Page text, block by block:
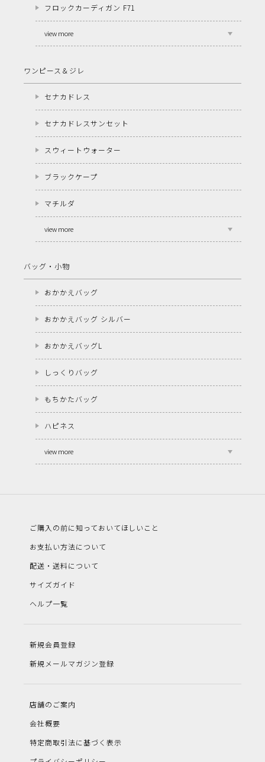
フロックカーディガン F71
view more
ワンピース＆ジレ
セナカドレス
セナカドレスサンセット
スウィートウォーター
ブラックケープ
マチルダ
view more
バッグ・小物
おかかえバッグ
おかかえバッグ シルバー
おかかえバッグL
しっくりバッグ
もちかたバッグ
ハピネス
view more
ご購入の前に知っておいてほしいこと
お支払い方法について
配送・送料について
サイズガイド
ヘルプ一覧
新規会員登録
新規メールマガジン登録
店舗のご案内
会社概要
特定商取引法に基づく表示